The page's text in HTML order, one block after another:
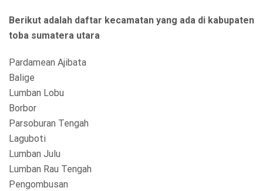
Berikut adalah daftar kecamatan yang ada di kabupaten
toba sumatera utara
Pardamean Ajibata
Balige
Lumban Lobu
Borbor
Parsoburan Tengah
Laguboti
Lumban Julu
Lumban Rau Tengah
Pengombusan